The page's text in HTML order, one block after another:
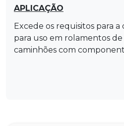
APLICAÇÃO
Excede os requisitos para a
para uso em rolamentos
caminhões com